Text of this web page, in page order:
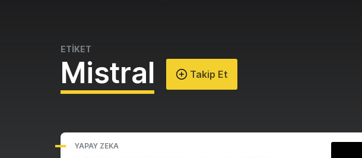
ETİKET
Mistral Takip Et
YAPAY ZEKA